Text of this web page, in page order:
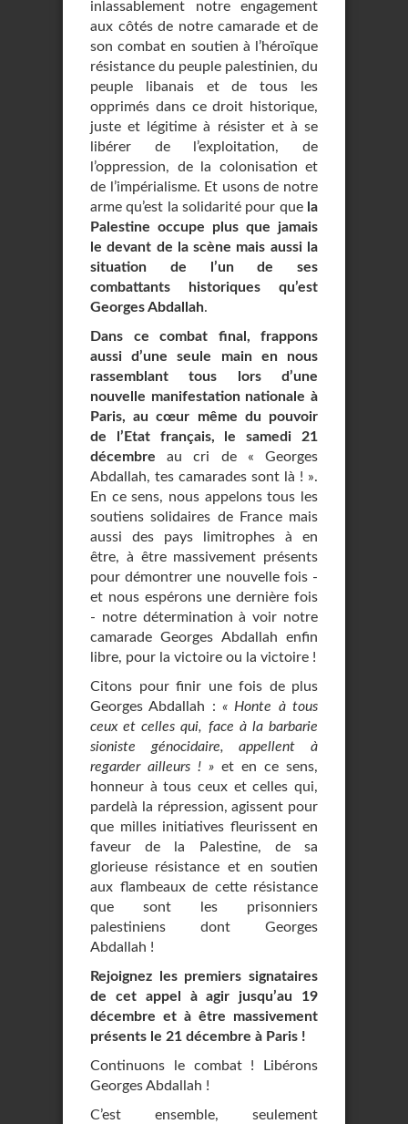
inlassablement notre engagement
aux côtés de notre camarade et de
son combat en soutien à l’héroïque
résistance du peuple palestinien, du
peuple libanais et de tous les
opprimés dans ce droit historique,
juste et légitime à résister et à se
libérer de l’exploitation, de
l’oppression, de la colonisation et
de l’impérialisme. Et usons de notre
arme qu’est la solidarité pour que la
Palestine occupe plus que jamais
le devant de la scène mais aussi la
situation de l’un de ses
combattants historiques qu’est
Georges Abdallah.
Dans ce combat final, frappons
aussi d’une seule main en nous
rassemblant tous lors d’une
nouvelle manifestation nationale à
Paris, au cœur même du pouvoir
de l’Etat français, le samedi 21
décembre au cri de « Georges
Abdallah, tes camarades sont là ! ».
En ce sens, nous appelons tous les
soutiens solidaires de France mais
aussi des pays limitrophes à en
être, à être massivement présents
pour démontrer une nouvelle fois -
et nous espérons une dernière fois
- notre détermination à voir notre
camarade Georges Abdallah enfin
libre, pour la victoire ou la victoire !
Citons pour finir une fois de plus
Georges Abdallah : « Honte à tous
ceux et celles qui, face à la barbarie
sioniste génocidaire, appellent à
regarder ailleurs ! » et en ce sens,
honneur à tous ceux et celles qui,
pardelà la répression, agissent pour
que milles initiatives fleurissent en
faveur de la Palestine, de sa
glorieuse résistance et en soutien
aux flambeaux de cette résistance
que sont les prisonniers
palestiniens dont Georges
Abdallah !
Rejoignez les premiers signataires
de cet appel à agir jusqu’au 19
décembre et à être massivement
présents le 21 décembre à Paris !
Continuons le combat ! Libérons
Georges Abdallah !
C’est ensemble, seulement